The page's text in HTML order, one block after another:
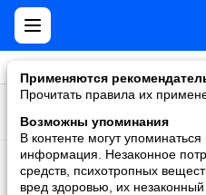
Применяются
Прочитать правила их
Возможны упоминания
В контенте могут
информация. Незаконное
средств, психотропных
вред здоровью, их
"Сокровища пиратов" -
Участник
100% праздник Костанай
Участник